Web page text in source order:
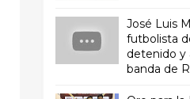
José Luis
futbolista
detenido y
banda de